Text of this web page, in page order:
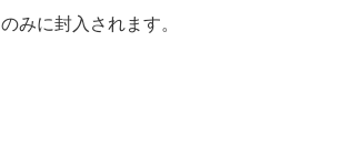
みに封入されます。